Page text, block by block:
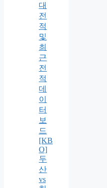
대
전
적
및
최
근
전
적
데
이
터
보
드
[KB
O]
두
산
vs